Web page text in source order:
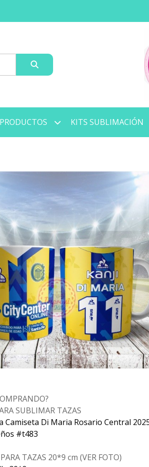
PRODUCTOS KITS SUBLIMACIÓN
SUBLIMAR TAZAS
Camiseta Di Maria Rosario Central
#t483
TAZAS 20*9 cm (VER FOTO)